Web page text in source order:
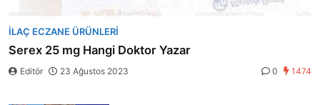
İLAÇ ECZANE ÜRÜNLERI
Serex 25 mg Hangi Doktor Yazar
Editör 23 Ağustos 2023 0 1474